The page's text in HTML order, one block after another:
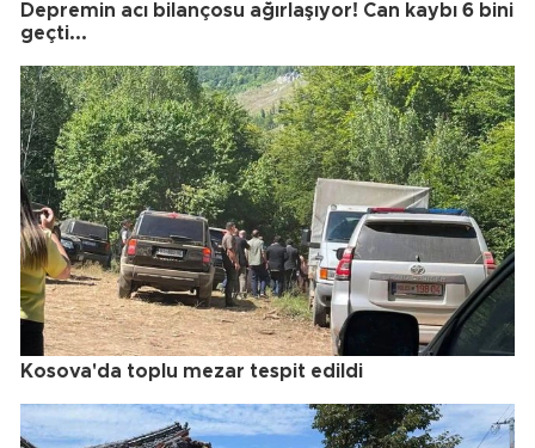
Depremin acı bilançosu ağırlaşıyor! Can kaybı 6 bini
geçti...
Kosova'da toplu mezar tespit edildi